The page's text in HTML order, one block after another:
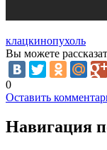
клацкинопухоль
Вы можете
0
Оставить
Навигация